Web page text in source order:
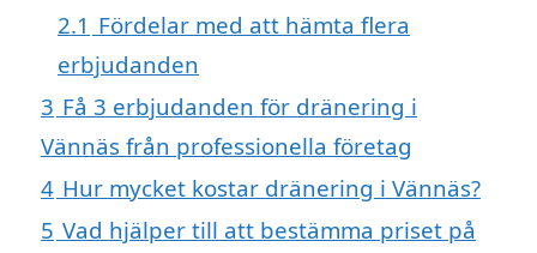
2.1 Fördelar med att hämta flera
erbjudanden
3 Få 3 erbjudanden för dränering i
Vännäs från professionella företag
4 Hur mycket kostar dränering i Vännäs?
5 Vad hjälper till att bestämma priset på